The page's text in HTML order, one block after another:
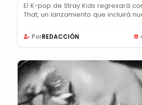
El K-pop de Stray Kids regresará
That, un lanzamiento que incluirá
PorREDACCIÓN